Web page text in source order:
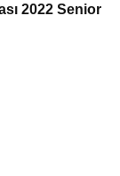
2022 Senior